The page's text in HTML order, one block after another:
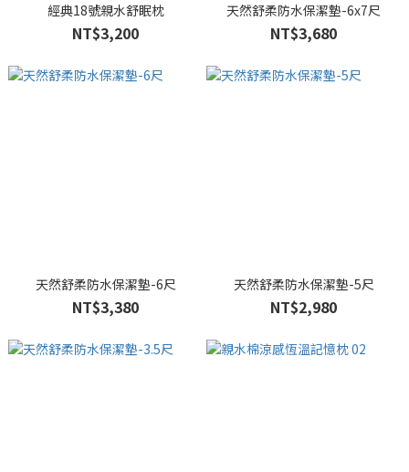
經典18號親水舒眠枕
NT$3,200
天然舒柔防水保潔墊-6x7尺
NT$3,680
天然舒柔防水保潔墊-6尺
NT$3,380
天然舒柔防水保潔墊-5尺
NT$2,980